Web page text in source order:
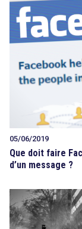
05/06/2019
Que doit faire
d’un message ?